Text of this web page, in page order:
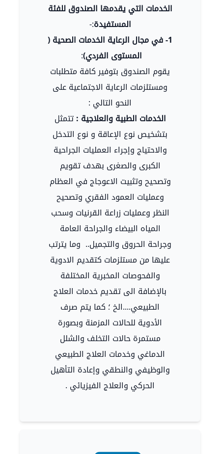
الخدمات التي يقدمها الصندوق للفئة
المستفيدة:-
1- في مجال الرعاية الخدمات الصحية (
المستوى الفردي):
يقوم الصندوق بتوفير كافة متطلبات
ومستلزمات الرعاية الاجتماعية على
النحو التالي :
الخدمات الطبية والعلاجية :تتمثل
بتشخيص نوع الإعاقة و نوع التدخل
والاحتياج وإجراء العمليات الجراحية
الكبرى والصغرى بهدف تقويم
وتصحيح وتثبيت الاعوجاج في العظام
وعمليات العمود الفقري وتصحيح
النظر وعمليات زراعة القرنيات وسحب
المياه البيضاء والجراحة العامة
وجراحة الحروق والتجميل.. وما يترتب
عليها من مستلزمات كتقديم الادوية
والفحوصات المخبرية المختلفة
بالإضافة الى تقديم خدمات العلاج
الطبيعي....الخ ؛ كما يتم صرف
الأدوية للحالات المزمنة وبصورة
مستمرة حالات التخلف والشلل
الدماغي وخدمات العلاج الطبيعي
والوظيفي والنطقي وإعادة التأهيل
الحركي والعلاج الفيزيائي .